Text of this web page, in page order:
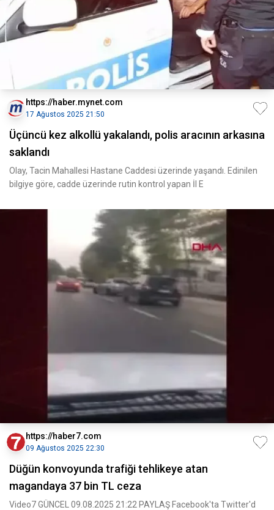
https://haber.mynet.com
17 Ağustos 2025 21:50
Üçüncü kez alkollü yakalandı, polis aracının arkasına
saklandı
Olay, Tacin Mahallesi Hastane Caddesi üzerinde yaşandı. Edinilen
bilgiye göre, cadde üzerinde rutin kontrol yapan İl E
https://haber7.com
09 Ağustos 2025 22:30
Düğün konvoyunda trafiği tehlikeye atan
magandaya 37 bin TL ceza
Video7 GÜNCEL 09.08.2025 21:22 PAYLAŞ Facebook'ta Twitter'd